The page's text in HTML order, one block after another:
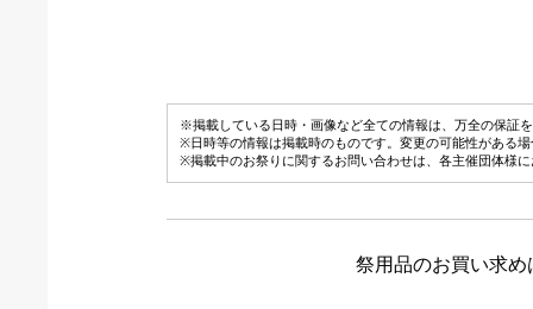
※掲載している日時・画像など全ての情報は、万全の保証
※日時等の情報は掲載時のものです。変更の可能性がある
※掲載中のお祭りに関するお問い合わせは、各主催団体様
祭用品のお買い求